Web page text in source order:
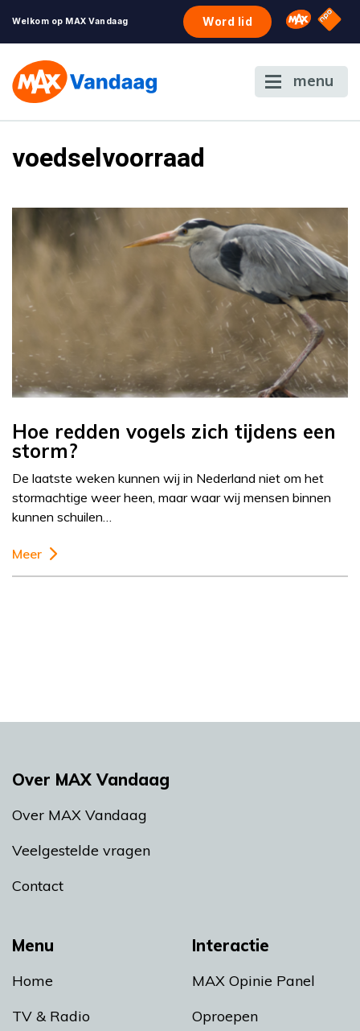
Welkom op MAX Vandaag Word lid Omroep
NPO
menu
voedselvoorraad
Hoe redden vogels zich tijdens een
storm?
De laatste weken kunnen wij in Nederland niet om het
stormachtige weer heen, maar waar wij mensen binnen
kunnen schuilen…
Meer
Menu
Home
TV & Radio
Interactie
MAX Opinie Panel
Oproepen
Over MAX Vandaag
Over MAX Vandaag
Veelgestelde vragen
Contact